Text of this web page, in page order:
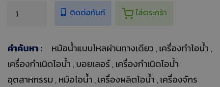
ติดต่อทันที ใส่ตระกร้า
คำค้นหา : หม้อน้ำแบบไหลผ่านทางเดียว , เครื่องทำไอน้ำ ,
เครื่องกำเนิดไอน้ำ , บอยเลอร์, เครื่องกำเนิดไอน้ำ
อุตสาหกรรม , หม้อไอน้ำ , เครื่องผลิตไอน้ำ , เครื่องจักร